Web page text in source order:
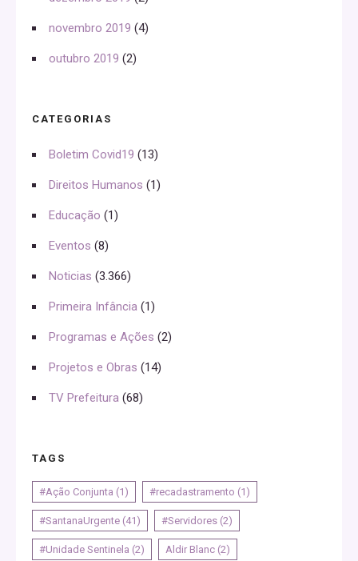
novembro 2019 (4)
outubro 2019 (2)
CATEGORIAS
Boletim Covid19 (13)
Direitos Humanos (1)
Educação (1)
Eventos (8)
Noticias (3.366)
Primeira Infância (1)
Programas e Ações (2)
Projetos e Obras (14)
TV Prefeitura (68)
TAGS
#Ação Conjunta (1) #recadastramento (1)
#SantanaUrgente (41) #Servidores (2)
#Unidade Sentinela (2) Aldir Blanc (2)